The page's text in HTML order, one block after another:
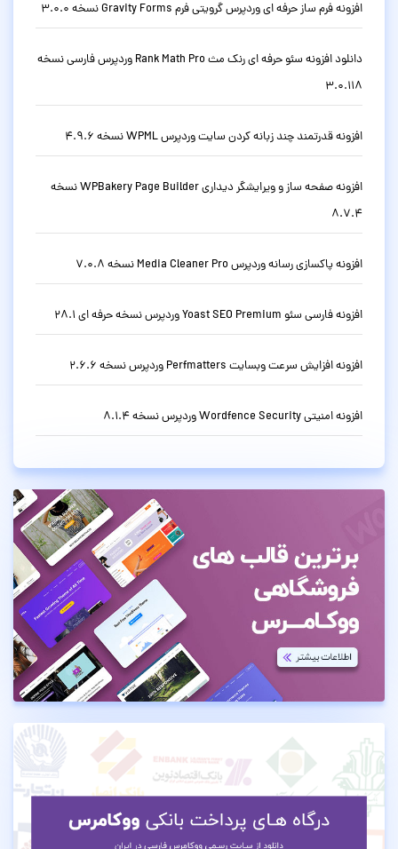
افزونه فرم ساز حرفه ای وردپرس گرویتی فرم Gravity Forms نسخه 3.0.0
دانلود افزونه سئو حرفه ای رنک مث Rank Math Pro وردپرس فارسی نسخه
3.0.118
افزونه قدرتمند چند زبانه کردن سایت وردپرس WPML نسخه 4.9.6
افزونه صفحه ساز و ویرایشگر دیداری WPBakery Page Builder نسخه
8.7.4
افزونه پاکسازی رسانه وردپرس Media Cleaner Pro نسخه 7.0.8
افزونه فارسی سئو Yoast SEO Premium وردپرس نسخه حرفه ای 28.1
افزونه افزایش سرعت وبسایت Perfmatters وردپرس نسخه 2.6.6
افزونه امنیتی Wordfence Security وردپرس نسخه 8.1.4